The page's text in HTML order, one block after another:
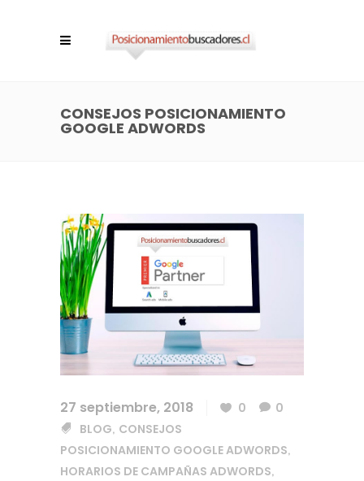
CONSEJOS POSICIONAMIENTO
GOOGLE ADWORDS
27 septiembre, 2018 0
0
BLOG, CONSEJOS
POSICIONAMIENTO GOOGLE ADWORDS,
HORARIOS DE CAMPAÑAS ADWORDS,